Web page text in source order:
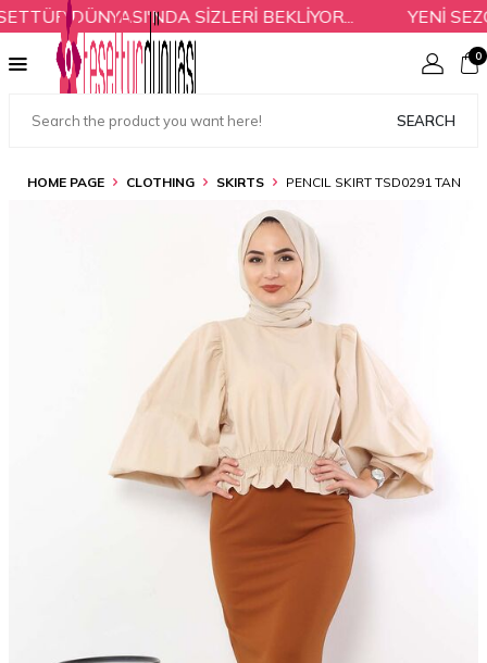
DÜNYASI'NDA SİZLERİ BEKLİYOR... YENİ
SEARCH
0
HOME PAGE CLOTHING SKIRTS PENCIL SKIRT TSD0291 TAN